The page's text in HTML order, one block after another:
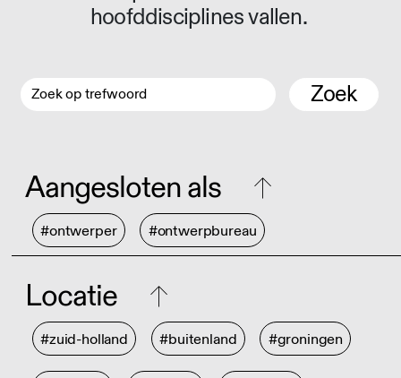
hoofddisciplines vallen.
Zoek
Aangesloten als
#ontwerper #ontwerpbureau
Locatie
#zuid-holland #buitenland #groningen